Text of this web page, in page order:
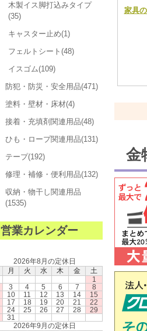
木製イス脚打込みタイプ
(35)
キャスター止め(1)
フェルトシート(48)
イスゴム(109)
防犯・防災・安全用品(471)
塗料・壁材・床材(4)
接着・充填剤関連用品(48)
ひも・ロープ関連用品(131)
テープ(192)
修理・補修・便利用品(132)
収納・物干し関連用品
(1535)
営業カレンダー
2026年8月の定休日
月 火 水 木 金
土
1
3 4 5 6 7
8
10 11 12 13 14
15
17 18 19 20 21
22
24 25 26 27 28
29
31
2026年9月の定休日
家具
金